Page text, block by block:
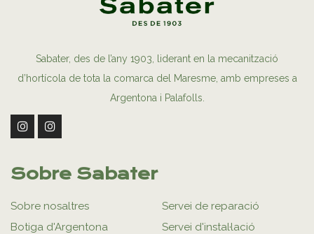
Sabater, des de l’any 1903, liderant en la mecanització
d’hortícola de tota la comarca del Maresme, amb empreses a
Argentona i Palafolls.
Sobre Sabater
Sobre nosaltres
Botiga d'Argentona
Servei de reparació
Servei d'instal·lació